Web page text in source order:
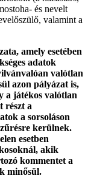
és nevelt
valamint a
amely esetében
adatok
valótlan
azon pályázat is,
a játékos valótlan
részt a
a sorsoláson
kerülnek.
esetben
akik
kommentet a
minősül.